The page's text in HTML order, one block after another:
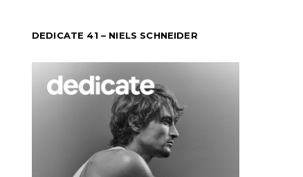
DEDICATE 41 – NIELS SCHNEIDER